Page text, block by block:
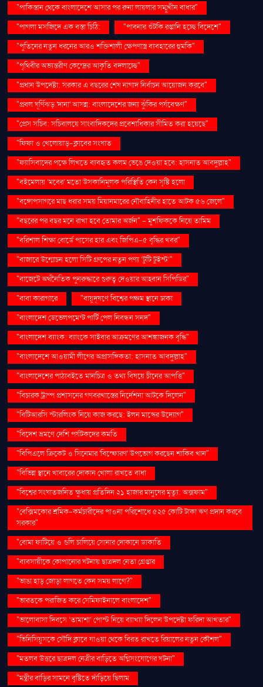
"পাকিস্তান থেকে বাংলাদেশে আসার পর রুনা লায়লার সম্মুখীন বাধার"
"পাগলা মসজিদে এক বস্তা চিঠি:
"পাবনার শুঁটকি রপ্তানি হচ্ছে বিদেশে"
"পুতিনের নতুন ধরনের আরও শক্তিশালী ক্ষেপণাস্ত্র ব্যবহারের হুমকি"
"পৃথিবীর অভ্যন্তরীণ কেন্দ্রের আকৃতি বদলাচ্ছে"
"প্রধান উপদেষ্টা: সরকার এ বছরের শেষ নাগাদ নির্বাচন আয়োজন করবে"
"প্রবল ঘূর্ণিঝড় 'দানা' আসন্ন: বাংলাদেশের জন্য ঝুঁকির পর্যবেক্ষণ"
"প্রেস সচিব: সচিবালয়ে সাংবাদিকদের প্রবেশাধিকার সীমিত করা হয়েছে"
"ফিফা ও খেলোয়াড়-ক্লাবের সংঘাত
"ফ্যাসিবাদের পক্ষে লিখতে ব্যবহৃত কলম ভেঙে দেওয়া হবে: হাসনাত আবদুল্লাহ"
"বইমেলায় ‘মবের’ মতো উসকানিমূলক পরিস্থিতি কেন সৃষ্টি হলো
"বঙ্গোপসাগরে মাছ ধরার সময় মিয়ানমারের নৌবাহিনীর হাতে আটক ৫৬ জেলে"
"বছরের পর বছর মনে রাখা হবে তোমার অর্জন" – মুশফিককে নিয়ে তামিম
"বরিশাল শিক্ষা বোর্ডে পাসের হার এবং জিপিএ-৫ বৃদ্ধির খবর"
"বাজারে উন্মোচন হলো সিটি গ্রুপের নতুন পণ্য ‘টুটি টুইস্ট’"
"বাজেটে অর্থনৈতিক পুনরুদ্ধারে গুরুত্ব দেওয়ার আহ্বান সিপিডির"
"বাবা কারাগারে
"বায়ুদূষণে বিশ্বের পঞ্চম স্থানে ঢাকা
"বাংলাদেশ ডেভেলপমেন্ট পার্টি পেল নিবন্ধন সনদ"
"বাংলাদেশ ব্যাংক: ব্যাংকে সাইবার আক্রমণের আশঙ্কাজনক বৃদ্ধি"
"বাংলাদেশে আওয়ামী লীগের অপ্রাসঙ্গিকতা: হাসনাত আবদুল্লাহ"
"বাংলাদেশের পাঠ্যবইতে মানচিত্র ও তথ্য বিষয়ে চীনের আপত্তি"
"বিচারক ট্রাম্প প্রশাসনের গণবরখাস্তের নির্দেশনা আটকে দিলেন"
"বিটিআরসি স্টারলিংক নিয়ে কাজ করছে: ইলন মাস্কের উদ্যোগ"
"বিদেশ ভ্রমণে দেশি পর্যটকদের কমতি
"বিপিএলে ক্রিকেট ও সিনেমার 'বিস্ফোরণ' উপভোগ করছেন শাকিব খান"
"বিভিন্ন স্থানে খাবারের দোকান খোলা রাখতে বাধা
"বিশ্বের সংঘাতজনিত ক্ষুধায় প্রতিদিন ২১ হাজার মানুষের মৃত্যু: অক্সফাম"
"বেক্সিমকোর শ্রমিক-কর্মচারীদের পাওনা পরিশোধে ৫২৫ কোটি টাকা ঋণ প্রদান করবে
সরকার"
"বোমা ফাটিয়ে ও গুলি চালিয়ে সোনার দোকানে ডাকাতি
"ব্যবসায়ীকে কোপানোর ঘটনায় ছাত্রদল নেতা গ্রেপ্তার
"ভাঙা হাড় জোড়া লাগতে কেন সময় লাগে?"
"ভারতকে পরাজিত করে সেমিফাইনালে বাংলাদেশ"
"ভালোবাসা দিবসে ‘তামাশা’ পোস্ট নিয়ে ব্যাখ্যা দিলেন উপদেষ্টা ফরিদা আখতার"
"ভিনিসিয়ুসকে সৌদি ক্লাবে যাওয়া থেকে বিরত রাখতে রিয়ালের নতুন কৌশল"
"মতলব উত্তরে ছাত্রদল নেত্রীর বাড়িতে অগ্নিসংযোগের ঘটনা"
"মন্ত্রীর বাড়ির সামনে বৃষ্টিতে দাঁড়িয়ে ছিলাম